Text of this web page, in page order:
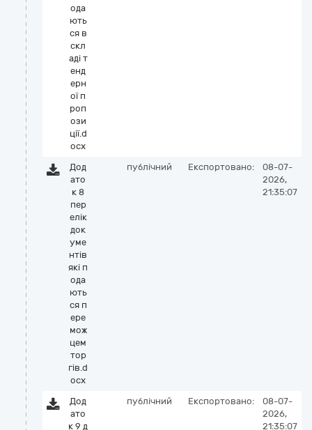
ода
ють
ся в
скл
аді т
енд
ерн
ої п
роп
ози
ції.d
ocx
Дод
ато
к 8
пер
елік
док
уме
нтів
які п
ода
ють
ся п
ере
мож
цем
тор
гів.d
ocx
публічний Експортовано:
08-07-
2026,
21:35:07
Дод
ато
к 9 д
публічний Експортовано:
08-07-
2026,
21:35:07